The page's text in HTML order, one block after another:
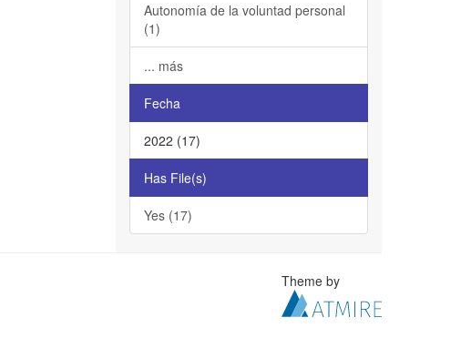
Autonomía de la voluntad personal
(1)
... más
Fecha
2022 (17)
Has File(s)
Yes (17)
Theme by